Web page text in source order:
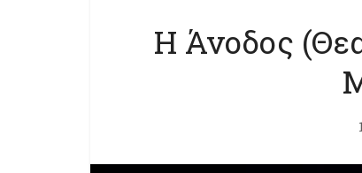
Η Άνοδος